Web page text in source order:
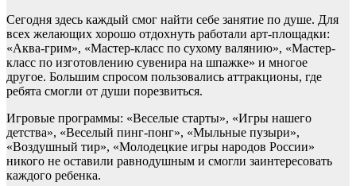
Сегодня здесь каждый смог найти себе занятие по душе. Для
всех желающих хорошо отдохнуть работали арт-площадки:
«Аква-грим», «Мастер-класс по сухому валянию», «Мастер-
класс по изготовлению сувенира на шпажке» и многое
другое. Большим спросом пользовались аттракционы, где
ребята смогли от души порезвиться.
Игровые программы: «Веселые старты», «Игры нашего
детства», «Веселый пинг-понг», «Мыльные пузыри»,
«Воздушный тир», «Молодецкие игры народов России»
никого не оставили равнодушным и смогли заинтересовать
каждого ребенка.